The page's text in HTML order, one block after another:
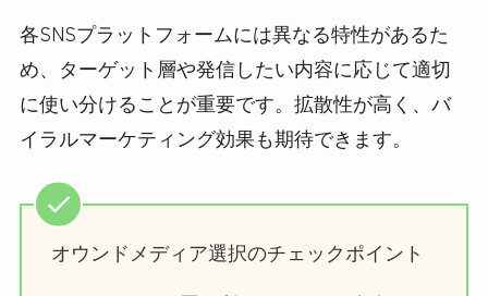
各SNSプラットフォームには異なる特性があるた
め、ターゲット層や発信したい内容に応じて適切
に使い分けることが重要です。拡散性が高く、バ
イラルマーケティング効果も期待できます。
オウンドメディア選択のチェックポイント